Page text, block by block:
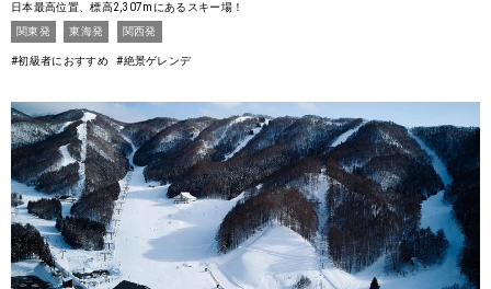
日本最高位置、標高2,307mにあるスキー場！
関東発
東海発 関西発
#初級者におすすめ #絶景ゲレンデ